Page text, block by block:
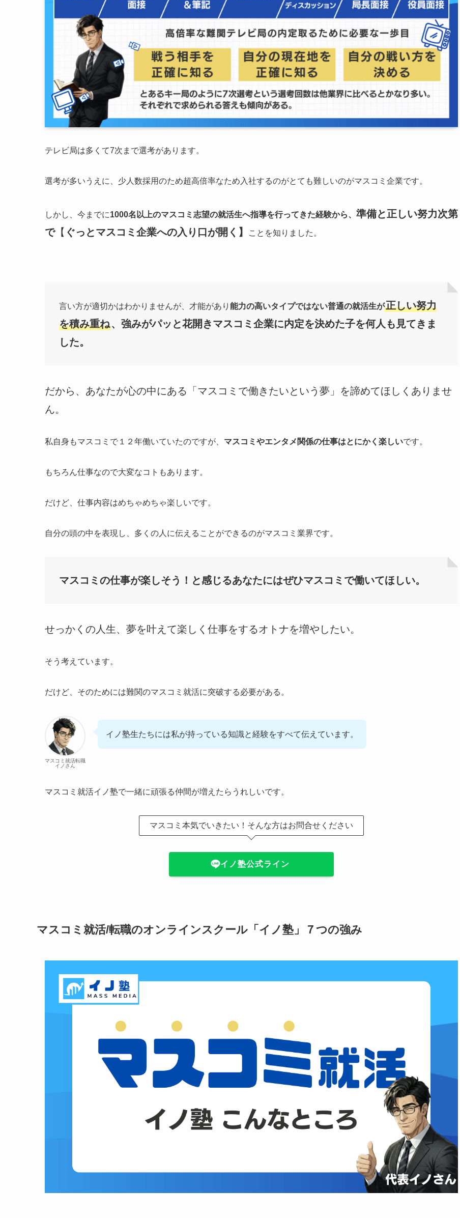
テレビ局は多くて7次まで選考があります。
選考が多いうえに、少人数採用のため超高倍率なため入社するのがとても難しいのがマスコミ企業です。
しかし、今までに1000名以上のマスコミ志望の就活生へ指導を行ってきた経験から、 準備と正しい努力次第
で【 ぐっとマスコミ企業への入り口が開く】 ことを知りました。
言い方が適切かはわかりませんが、才能があり 能力の高いタイプではない普通の就活生が正しい努力
を積み重ね、強みがパッと花開きマスコミ企業に内定を決めた子を何人も見てきま
した。
だから、あなたが心の中にある「マスコミで働きたいという夢」を諦めてほしくありませ
ん。
私自身もマスコミで１２年働いていたのですが、 マスコミやエンタメ関係の仕事はとにかく楽しいです。
もちろん仕事なので大変なコトもあります。
だけど、仕事内容はめちゃめちゃ楽しいです。
自分の頭の中を表現し、多くの人に伝えることができるのがマスコミ業界です。
マスコミの仕事が楽しそう！と感じるあなたにはぜひマスコミで働いてほしい。
せっかくの人生、夢を叶えて楽しく仕事をするオトナを増やしたい。
そう考えています。
だけど、そのためには難関のマスコミ就活に突破する必要がある。
マスコミ就活転職
イノさん
イノ塾生たちには私が持っている知識と経験をすべて伝えています。
マスコミ就活イノ塾で一緒に頑張る仲間が増えたらうれしいです。
マスコミ本気でいきたい！そんな方はお問合せください
イノ塾公式ライン
マスコミ就活/転職のオンラインスクール「イノ塾」７つの強み